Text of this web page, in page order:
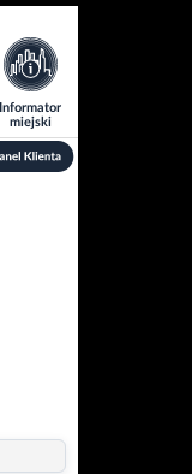
Informator
miejski